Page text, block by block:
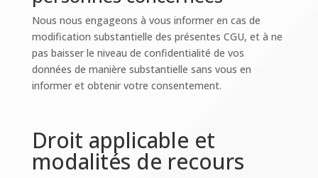
Nous nous engageons à vous informer en cas de
modification substantielle des présentes CGU, et à ne
pas baisser le niveau de confidentialité de vos
données de manière substantielle sans vous en
informer et obtenir votre consentement.
Droit applicable et
modalités de recours